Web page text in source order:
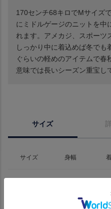
170センチ68キロでMサイズ
にミドルゲージのニットを中
れます。アメカジ、スポーツ
しっかり中に着込めば冬でも
ぐらいの軽めのアイテムで春
意味では長いシーズン重宝し
サイズ
サイズ 身幅